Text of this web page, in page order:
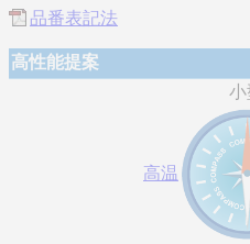
品番表記法
高性能提案
小
高温